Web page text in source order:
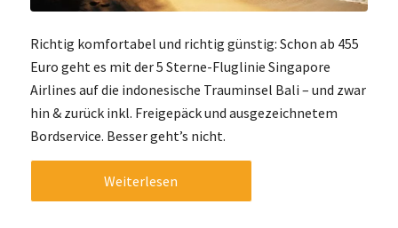
Richtig komfortabel und richtig günstig: Schon ab 455
Euro geht es mit der 5 Sterne-Fluglinie Singapore
Airlines auf die indonesische Trauminsel Bali – und zwar
hin & zurück inkl. Freigepäck und ausgezeichnetem
Bordservice. Besser geht’s nicht.
Weiterlesen